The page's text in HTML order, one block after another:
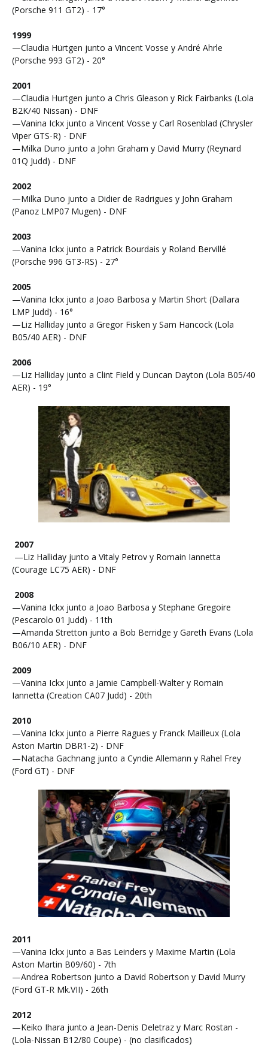
(Porsche 911 GT2) - 17°
1999
—Claudia Hürtgen junto a Vincent Vosse y André Ahrle
(Porsche 993 GT2) - 20°
2001
—Claudia Hurtgen junto a Chris Gleason y Rick Fairbanks (Lola
B2K/40 Nissan) - DNF
—Vanina Ickx junto a Vincent Vosse y Carl Rosenblad (Chrysler
Viper GTS-R) - DNF
—Milka Duno junto a John Graham y David Murry (Reynard
01Q Judd) - DNF
2002
—Milka Duno junto a Didier de Radrigues y John Graham
(Panoz LMP07 Mugen) - DNF
2003
—Vanina Ickx junto a Patrick Bourdais y Roland Bervillé
(Porsche 996 GT3-RS) - 27°
2005
—Vanina Ickx junto a Joao Barbosa y Martin Short (Dallara
LMP Judd) - 16°
—Liz Halliday junto a Gregor Fisken y Sam Hancock (Lola
B05/40 AER) - DNF
2006
—Liz Halliday junto a Clint Field y Duncan Dayton (Lola B05/40
AER) - 19°
2007
—Liz Halliday junto a Vitaly Petrov y Romain Iannetta
(Courage LC75 AER) - DNF
2008
—Vanina Ickx junto a Joao Barbosa y Stephane Gregoire
(Pescarolo 01 Judd) - 11th
—Amanda Stretton junto a Bob Berridge y Gareth Evans (Lola
B06/10 AER) - DNF
2009
—Vanina Ickx junto a Jamie Campbell-Walter y Romain
Iannetta (Creation CA07 Judd) - 20th
2010
—Vanina Ickx junto a Pierre Ragues y Franck Mailleux (Lola
Aston Martin DBR1-2) - DNF
—Natacha Gachnang junto a Cyndie Allemann y Rahel Frey
(Ford GT) - DNF
2011
—Vanina Ickx junto a Bas Leinders y Maxime Martin (Lola
Aston Martin B09/60) - 7th
—Andrea Robertson junto a David Robertson y David Murry
(Ford GT-R Mk.VII) - 26th
2012
—Keiko Ihara junto a Jean-Denis Deletraz y Marc Rostan -
(Lola-Nissan B12/80 Coupe) - (no clasificados)